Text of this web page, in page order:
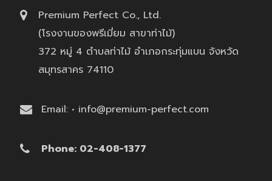
Premium Perfect Co., Ltd.
(โรงงานของพรีเมี่ยม สาขาท่าไม้)
372 หมู่ 4 ตำบลท่าไม้ อำเภอกระทุ่มแบน จังหวัด
สมุทรสาคร 74110
Email: • info@premium-perfect.com
Phone: 02-408-1377